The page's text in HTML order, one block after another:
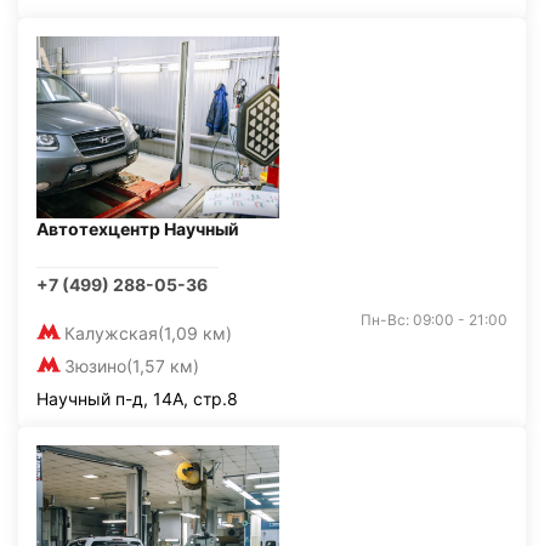
Автотехцентр Научный
+7 (499) 288-05-36
Калужская(1,09 км)
Зюзино(1,57 км)
Пн-Вс: 09:00 - 21:00
Научный п-д, 14А, стр.8